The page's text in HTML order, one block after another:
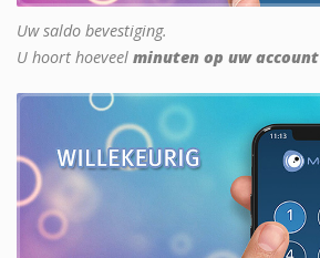
Uw saldo bevestiging.
U hoort hoeveel minuten op uw account